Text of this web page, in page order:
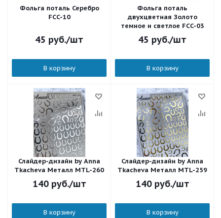
Фольга поталь Серебро
FCC-10
45 руб./шт
В корзину
Фольга поталь
двухцветная Золото
темное и светлое FCC-03
45 руб./шт
В корзину
Слайдер-дизайн by Anna
Tkacheva Металл MTL-260
140руб./шт
В корзину
Слайдер-дизайн by Anna
Tkacheva Металл MTL-259
140руб./шт
В корзину